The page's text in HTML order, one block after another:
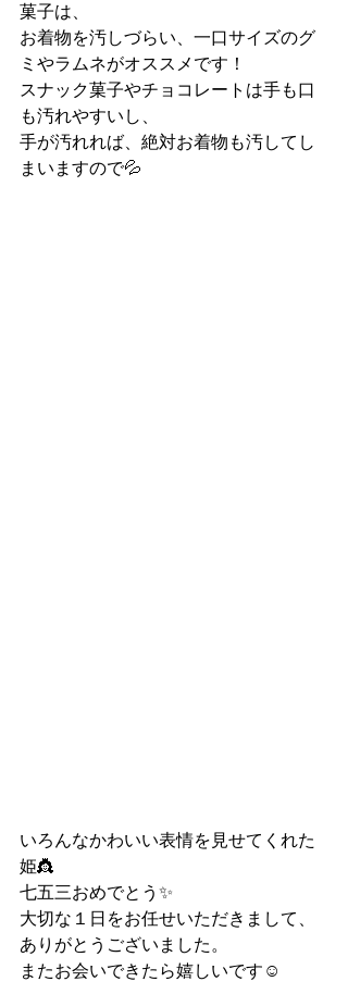
菓子は、
お着物を汚しづらい、一口サイズのグ
ミやラムネがオススメです！
スナック菓子やチョコレートは手も口
も汚れやすいし、
手が汚れれば、絶対お着物も汚してし
まいますので💦
いろんなかわいい表情を見せてくれた
姫👸
七五三おめでとう✨
大切な１日をお任せいただきまして、
ありがとうございました。
またお会いできたら嬉しいです☺︎